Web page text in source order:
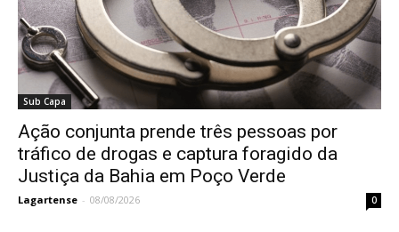
Sub Capa
Ação conjunta prende três pessoas por
tráfico de drogas e captura foragido da
Justiça da Bahia em Poço Verde
Lagartense - 08/08/2026 0